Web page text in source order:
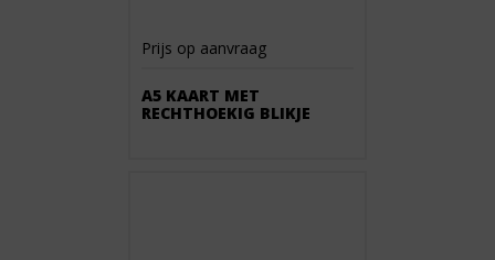
Prijs op aanvraag
A5 KAART MET
RECHTHOEKIG BLIKJE